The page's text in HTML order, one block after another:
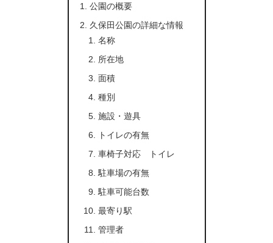
公園の概要
久保田公園の詳細な情報
名称
所在地
面積
種別
施設・遊具
トイレの有無
車椅子対応 トイレ
駐車場の有無
駐車可能台数
最寄り駅
管理者